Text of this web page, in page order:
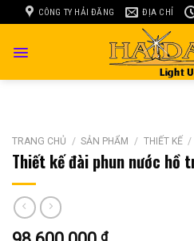
to
CÔNG TY HẢI ĐĂNG ĐỊA CHỈ
TRANG CHỦ / SẢN PHẨM / THIẾT KẾ /
Thiết kế đài phun nước hồ
₫